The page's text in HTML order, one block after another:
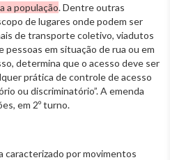
a população. Dentre outras
de lugares onde podem ser
de transporte coletivo, viadutos
em situação de rua ou em
determina que o acesso deve ser
prática de controle de acesso
ou discriminatório”. A emenda
em 2º turno.
caracterizado por movimentos